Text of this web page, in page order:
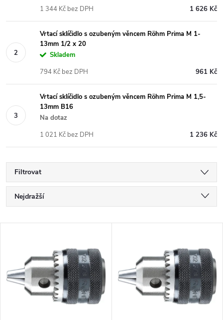
1 626 Kč
1 344 Kč bez DPH
Vrtací sklíčidlo s ozubeným věncem Röhm Prima M 1-
13mm 1/2 x 20
Skladem
961 Kč
794 Kč bez DPH
Vrtací sklíčidlo s ozubeným věncem Röhm Prima M 1,5-
13mm B16
Na dotaz
1 236 Kč
1 021 Kč bez DPH
Filtrovat
Ř
a
e
Nejdražší
Abecedně
p